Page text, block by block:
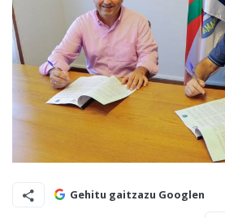
Gehitu gaitzazu Googlen